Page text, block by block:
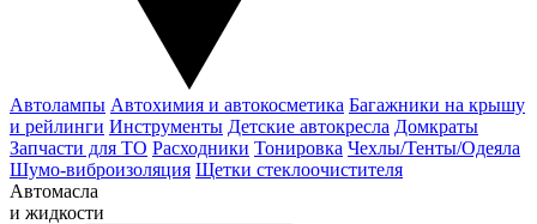
Автолампы Автохимия и автокосметика Багажники на крышу
и рейлинги Инструменты Детские автокресла Домкраты
Запчасти для ТО Расходники Тонировка Чехлы/Тенты/Одеяла
Шумо-виброизоляция Щетки стеклоочистителя
Автомасла
и жидкости